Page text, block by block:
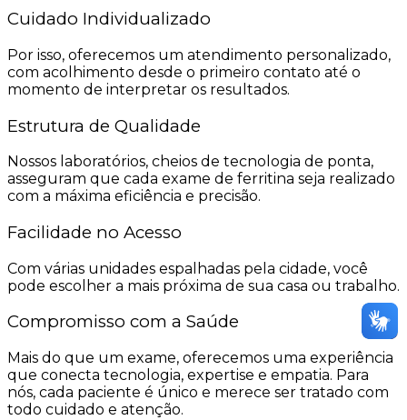
Cuidado Individualizado
Por isso, oferecemos um atendimento personalizado,
com acolhimento desde o primeiro contato até o
momento de interpretar os resultados.
Estrutura de Qualidade
Nossos laboratórios, cheios de tecnologia de ponta,
asseguram que cada exame de ferritina seja realizado
com a máxima eficiência e precisão.
Facilidade no Acesso
Com várias unidades espalhadas pela cidade, você
pode escolher a mais próxima de sua casa ou trabalho.
Compromisso com a Saúde
Mais do que um exame, oferecemos uma experiência
que conecta tecnologia, expertise e empatia. Para
nós, cada paciente é único e merece ser tratado com
todo cuidado e atenção.